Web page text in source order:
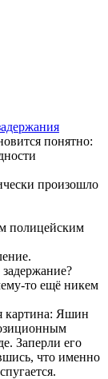
понятно:
произошло
полицейским
то ещё никем
картина: Яшин
Заперли его
что именно